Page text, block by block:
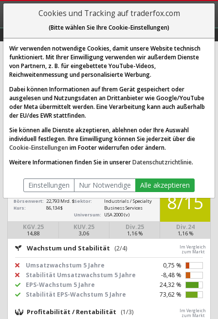
REGIS-
TRIEREN
Global Payments Aktie: Realtime-
Kurs & Analyse (603111 | GPN)
SCORING SYSTEMS:
Qualitäts-Check Dividenden-Check
Wachstums-Check
Robustheits-Check
Qualitäts-Check:Ist die Aktie zum Investieren
Infos zum Score
Global Payments[GPN 603111
US37940X1028]
Börsenwert: 22,793 Mrd. $
Kurs:
86,134 $
Sektor:
Industrials / Specialty
Business Services
Universum:
USA 2000 (v)
KGV.25
14,88
KUV.25
3,06
Div.25
1,16 %
Div.24
1,16 %
8/15
Wachstum und Stabilität (2/4)
Im Vergleich
zum Markt
Umsatzwachstum 5 Jahre
0,75 %
Stabilität Umsatzwachstum 5 Jahre
-8,48 %
EPS-Wachstum 5 Jahre
24,32 %
Stabilität EPS-Wachstum 5 Jahre
73,62 %
Profitabilität / Rentabilität (1/3)
Im Vergleich
zum Markt
Cookies und Tracking auf traderfox.com
(Bitte wählen Sie Ihre Cookie-Einstellungen)
Wir verwenden notwendige Cookies, damit unsere Website technisch
funktioniert. Mit Ihrer Einwilligung verwenden wir außerdem Dienste
von Partnern, z. B. für eingebettete YouTube-Videos,
Reichweitenmessung und personalisierte Werbung.
Dabei können Informationen auf Ihrem Gerät gespeichert oder
ausgelesen und Nutzungsdaten an Drittanbieter wie Google/YouTube
oder Meta übermittelt werden. Eine Verarbeitung kann auch außerhalb
der EU/des EWR stattfinden.
Sie können alle Dienste akzeptieren, ablehnen oder Ihre Auswahl
individuell festlegen. Ihre Einwilligung können Sie jederzeit über die
Cookie-Einstellungen im Footer widerrufen oder ändern.
Weitere Informationen finden Sie in unsererDatenschutzrichtlinie.
Einstellungen Nur Notwendige Alle akzeptieren